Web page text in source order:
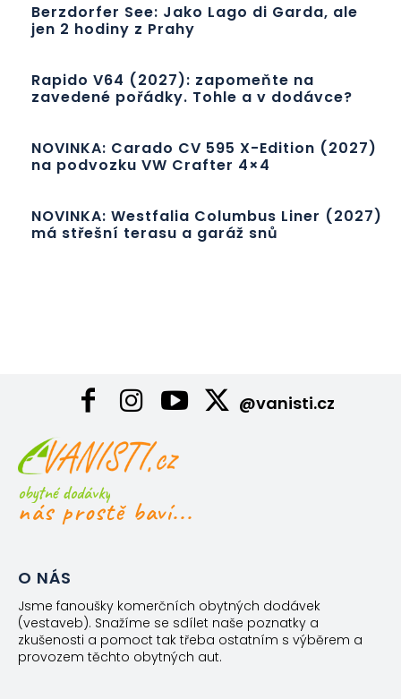
Berzdorfer See: Jako Lago di Garda, ale
jen 2 hodiny z Prahy
Rapido V64 (2027): zapomeňte na
zavedené pořádky. Tohle a v dodávce?
NOVINKA: Carado CV 595 X-Edition (2027)
na podvozku VW Crafter 4×4
NOVINKA: Westfalia Columbus Liner (2027)
má střešní terasu a garáž snů
@vanisti.cz
obytné dodávky
nás prostě baví...
O NÁS
Jsme fanoušky komerčních obytných dodávek
(vestaveb). Snažíme se sdílet naše poznatky a
zkušenosti a pomoct tak třeba ostatním s výběrem a
provozem těchto obytných aut.